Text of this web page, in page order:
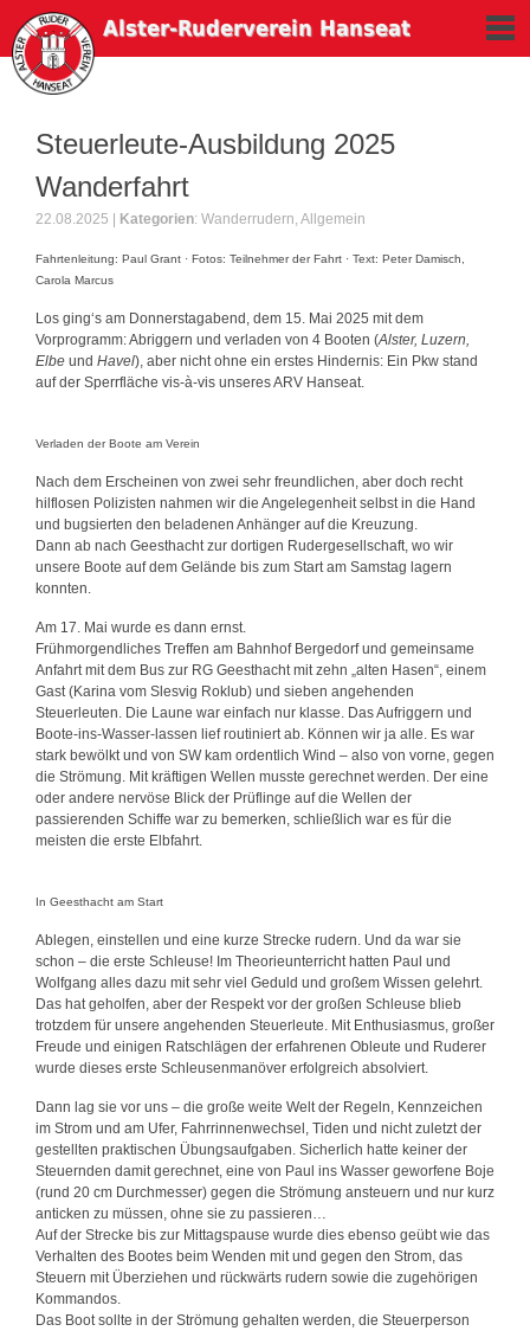
Alster-Ruderverein Hanseat
Steuerleute-Ausbildung 2025
Wanderfahrt
22.08.2025 | Kategorien: Wanderrudern Allgemein
Fahrtenleitung: Paul Grant · Fotos: Teilnehmer der Fahrt · Text: Peter Damisch,
Carola Marcus
Los ging‘s am Donnerstagabend, dem 15. Mai 2025 mit dem
Vorprogramm: Abriggern und verladen von 4 Booten (Alster, Luzern,
Elbe und Havel), aber nicht ohne ein erstes Hindernis: Ein Pkw stand
auf der Sperrfläche vis-à-vis unseresARV Hanseat.
Verladen der Boote am Verein
Nach dem Erscheinen von zwei sehr freundlichen, aber doch recht
hilflosen Polizisten nahmen wir die Angelegenheit selbst in die Hand
und bugsierten den beladenen Anhänger auf die Kreuzung.
Dann ab nach Geesthacht zur dortigen Rudergesellschaft, wo wir
unsere Boote auf dem Gelände bis zum Start am Samstag lagern
konnten.
Am 17. Mai wurde es dann ernst.
Frühmorgendliches Treffen am Bahnhof Bergedorf und gemeinsame
Anfahrt mit dem Bus zur RG Geesthacht mit zehn „alten Hasen“, einem
Gast (Karina vom Slesvig Roklub) und sieben angehenden
Steuerleuten. Die Laune war einfach nur klasse. Das Aufriggern und
Boote-ins-Wasser-lassen lief routiniert ab. Können wir ja alle. Es war
stark bewölkt und von SW kam ordentlich Wind – also von vorne, gegen
die Strömung. Mit kräftigen Wellen musste gerechnet werden. Der eine
oder andere nervöse Blick der Prüflinge auf die Wellen der
passierenden Schiffe war zu bemerken, schließlich war es für die
meisten die erste Elbfahrt.
In Geesthacht am Start
Ablegen, einstellen und eine kurze Strecke rudern. Und da war sie
schon – die erste Schleuse! Im Theorieunterricht hatten Paul und
Wolfgang alles dazu mit sehr viel Geduld und großem Wissen gelehrt.
Das hat geholfen, aber der Respekt vor der großen Schleuse blieb
trotzdem für unsere angehenden Steuerleute. Mit Enthusiasmus, großer
Freude und einigen Ratschlägen der erfahrenen Obleute und Ruderer
wurde dieses erste Schleusenmanöver erfolgreich absolviert.
Dann lag sie vor uns – die große weite Welt der Regeln, Kennzeichen
im Strom und am Ufer, Fahrrinnenwechsel, Tiden und nicht zuletzt der
gestellten praktischen Übungsaufgaben. Sicherlich hatte keiner der
Steuernden damit gerechnet, eine von Paul ins Wasser geworfene Boje
(rund 20 cm Durchmesser) gegen die Strömung ansteuern und nur kurz
anticken zu müssen, ohne sie zu passieren…
Auf der Strecke bis zur Mittagspause wurde dies ebenso geübt wie das
Verhalten des Bootes beim Wenden mit und gegen den Strom, das
Steuern mit Überziehen und rückwärts rudern sowie die zugehörigen
Kommandos.
Das Boot sollte in der Strömung gehalten werden, die Steuerperson